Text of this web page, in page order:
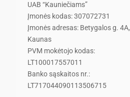
UAB “Kauniečiams”
Įmonės kodas: 307072731
Įmonės adresas: Betygalos g. 4A,
Kaunas
PVM mokėtojo kodas:
LT100017557011
Banko sąskaitos nr.:
LT717044090113506715